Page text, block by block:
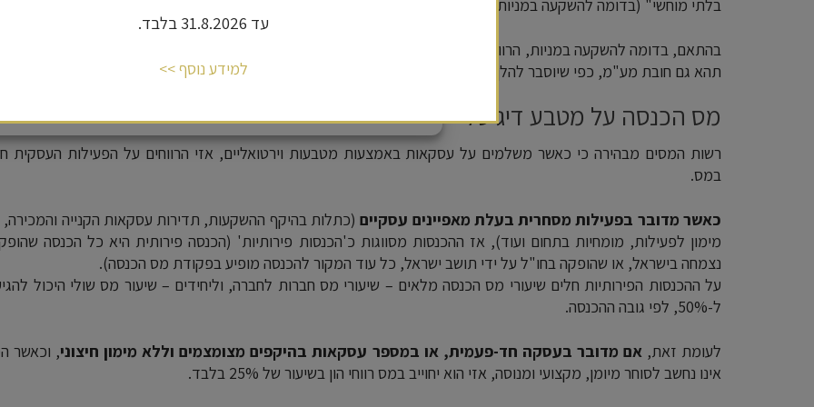
בלתי מוחשי" (בדומה להשקעה במניות).
בהתאם, בדומה להשקעה במניות, הרווחים מפעילות עסקית במטבע דיגיטלי חייבים במס בישראל, ובעסקה בעלת סממנים
תהא גם חובת מע"מ, כפי שיוסבר להלן.
מס הכנסה על מטבע דיגיטלי
רשות המסים מבהירה כי כאשר משלמים על עסקאות באמצעות מטבעות וירטואליים, אזי הרווחים על הפעילות העסקית
במס.
כאשר מדובר בפעילות מסחרית בעלת מאפיינים עסקיים(כתלות בהיקף ההשקעות, תדירות עסקאות הקנייה והמכירה,
מימון לפעילות, מומחיות בתחום ועוד), אז ההכנסות מסווגות כ'הכנסות פירותיות' (הכנסה פירותית היא כל הכנסה
נצמחה בישראל, או שהופקה בחו"ל על ידי תושב ישראל, כל עוד המקור להכנסה מופיע בפקודת מס הכנסה).
על ההכנסות הפירותיות חלים שיעורי מס הכנסה מלאים – שיעורי מס חברות לחברה, וליחידים – שיעור מס שולי היכול
ל-50%, לפי גובה ההכנסה.
לעומת זאת, אם מדובר בעסקה חד-פעמית, או במספר עסקאות בהיקפים מצומצמים וללא מימון חיצוני, וכאשר
אינו נחשב לסוחר מיומן, מקצועי ומנוסה, אזי הוא יחוייב במס רווחי הון בשיעור של 25% בלבד.
עד 31.8.2026 בלבד.
למידע נוסף >>